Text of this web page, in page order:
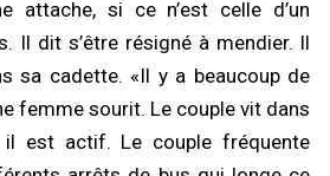
attache, si ce n’est celle d’un
Il dit s’être résigné à mendier. Il
sa cadette. «Il y a beaucoup de
femme sourit. Le couple vit dans
il est actif. Le couple fréquente
Tawhid pour consolider la fraternité
07/08/2026 à 11:36
Sécurité à Tilène : 25 personnes
déférées après une descente musclée
de la Police